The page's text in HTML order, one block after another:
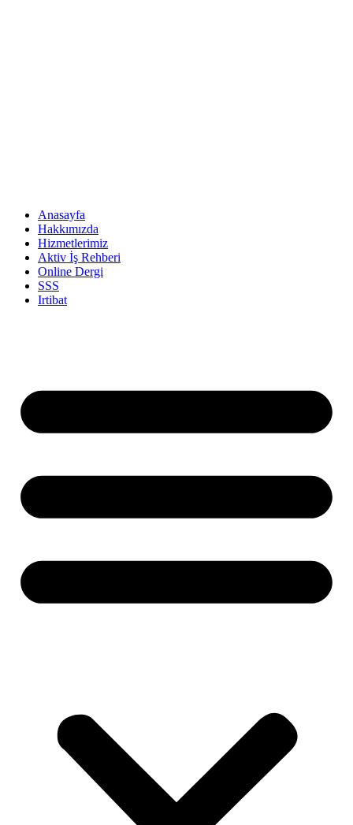
Anasayfa
Hakkımızda
Hizmetlerimiz
Aktiv İş Rehberi
Online Dergi
SSS
Irtibat